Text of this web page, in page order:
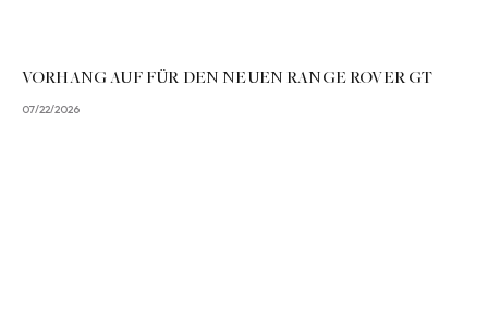
VORHANG AUF FÜR DEN NEUEN RANGE ROVER GT
07/22/2026